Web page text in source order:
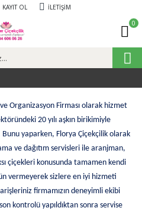
KAYIT OL İLETIŞIM
0
Organizasyon Firması olarak hizmet
20 yılı aşkın birikimiyle
yaparken, Florya Çiçekçilik olarak
ve dağıtım servisleri ile aranjman,
çiçekleri konusunda tamamen kendi
vermeyerek sizlere en iyi hizmeti
firmamızın deneyimli ekibi
kontrolü yapıldıktan sonra servise